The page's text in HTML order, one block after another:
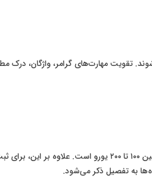
تقویت مهارت‌های گرامر، واژگان، درک
**هزینه آزمون ورودی رومانی** برای دانشگاه‌های مختلف متفاوت است و باید به صورت آنلاین در زمان ثبت‌نام پرداخت شود. این هزینه معمولاً بین ۱۰۰ تا ۲۰۰
به تفصیل ذکر می‌شود.